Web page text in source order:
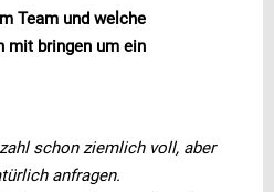
Team und welche
mit bringen um ein
schon ziemlich voll, aber
anfragen.